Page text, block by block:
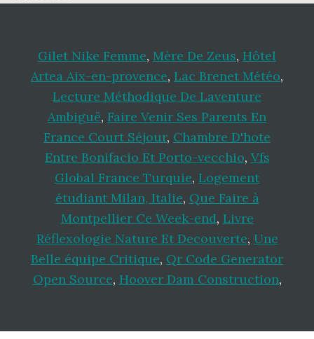
Gilet Nike Femme, Mère De Zeus, Hôtel
Artea Aix-en-provence, Lac Brenet Météo,
Lecture Méthodique De Laventure
Ambiguë, Faire Venir Ses Parents En
France Court Séjour, Chambre D'hote
Entre Bonifacio Et Porto-vecchio, Vfs
Global France Turquie, Logement
étudiant Milan, Italie, Que Faire à
Montpellier Ce Week-end, Livre
Réflexologie Nature Et Decouverte, Une
Belle équipe Critique, Qr Code Generator
Open Source, Hoover Dam Construction,